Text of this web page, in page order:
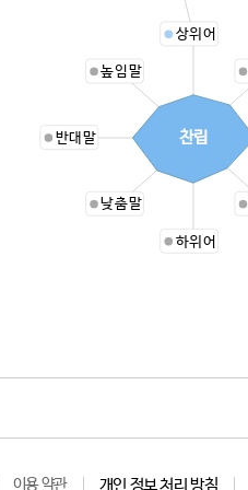
상위어
하위어
낮춤말
반대말
높임말
찬립
이용 약관 개인 정보 처리 방침